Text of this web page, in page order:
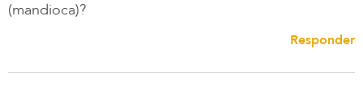
(mandioca)?
Responder